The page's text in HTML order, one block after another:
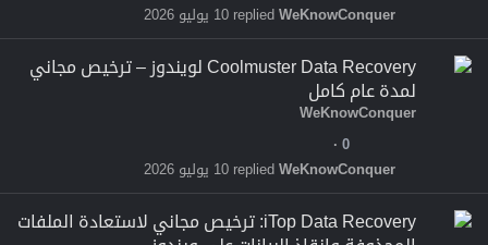
10 يوليو 2026
WeKnowConquer
Coolmuster Data Recovery لويندوز – ترخيص مجاني
لمدة عام كامل
WeKnowConquer
0
10 يوليو 2026
WeKnowConquer
iTop Data Recovery: ترخيص مجاني لاستعادة الملفات